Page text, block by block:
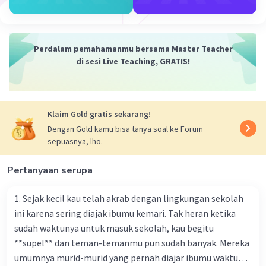
Iklan
Jawaban terverifikasi
terikat kesunyian. Suara angin berbisik lembut,
membelai daun-daun yang menggelayut dengan lembut.
utama bernama Maya, seorang petualang berjiwa bebas
menyusuri jalur setapak yang terbentuk di bawah
dedaunan yang masih basah oleh embun pagi. Di latar
belakang, terlihat pemandangan hutan yang memikat
dengan pohon-pohon yang menjulang tinggi dan
beraneka warna tumbuhan yang merekah indah. Udara
petualangannya di dalam hutan yang berpusat pada
keajaiban alam. Inilah awal perjalanan Maya dalam
mengeksplorasi kehidupan di hutan, di mana pesona
dan keindahan alam menyatu dalam sebuah kisah luar
biasa
Perdalam pemahamanmu bersama Master Teacher
di sesi Live Teaching, GRATIS!
Klaim Gold gratis sekarang!
Dengan Gold kamu bisa tanya soal ke Forum
sepuasnya, lho.
Pertanyaan serupa
1. Sejak kecil kau telah akrab dengan lingkungan sekolah
ini karena sering diajak ibumu kemari. Tak heran ketika
sudah waktunya untuk masuk sekolah, kau begitu
**supel** dan teman-temanmu pun sudah banyak. Mereka
umumnya murid-murid yang pernah diajar ibumu waktu